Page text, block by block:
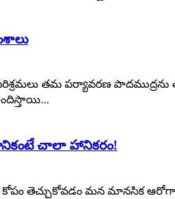
తమ పర్యావరణ పాదముద్రను
చాలా హానికరం!
కోపం తెచ్చుకోవడం మన మానసిక